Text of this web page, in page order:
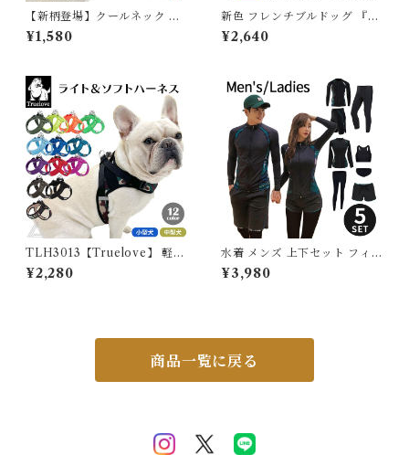
【新柄登場】クールネック 犬
夏 長時間保冷 4層構造生地使
用 犬クールネック ひんやり 暑
フレンチブルドック フレブル
クールスヌード おしゃれ スイ
カ 牛柄 熱中症予防 小型犬 中
型犬 大型犬 2026年 KM882
G
¥1,580
新色 フレンチブルドッグ 『H
ARIO』ハリオ BUHI掲載♪
わんプレ わんテーブル 高さ 角
台 スタンド ご飯台 滑り止めシ
リコンマット付き ワンプレ グ
レー 3PTS-WT-CBR
¥2,640
TLH3013【Truelove】 軽量
立体構造 メッシュ ハーネス 犬
小型犬 中型犬 犬用 痛くない
スフリー カラフル TLH3013
¥2,280
水着 メンズ 上下セット フィッ
トネス水着 ラッシュガード レ
ディース 体型カバー シンプル
ョートパンツ レギンス 脚 ウォ
6OP
¥3,980
商品一覧に戻る